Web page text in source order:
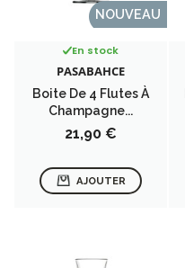
En stock
PASABAHCE
Boite De 4 Flutes À
Champagne...
Prix
21,90 €
AJOUTER
NOUVEAU